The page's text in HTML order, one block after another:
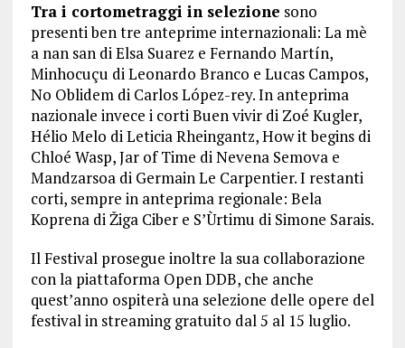
Tra i cortometraggi in selezione sono
presenti ben tre anteprime internazionali: La mè
a nan san di Elsa Suarez e Fernando Martín,
Minhocuçu di Leonardo Branco e Lucas Campos,
No Oblidem di Carlos López-rey. In anteprima
nazionale invece i corti Buen vivir di Zoé Kugler,
Hélio Melo di Leticia Rheingantz, How it begins di
Chloé Wasp, Jar of Time di Nevena Semova e
Mandzarsoa di Germain Le Carpentier. I restanti
corti, sempre in anteprima regionale: Bela
Koprena di Žiga Ciber e S’Ùrtimu di Simone Sarais.
Il Festival prosegue inoltre la sua collaborazione
con la piattaforma Open DDB, che anche
quest’anno ospiterà una selezione delle opere del
festival in streaming gratuito dal 5 al 15 luglio.